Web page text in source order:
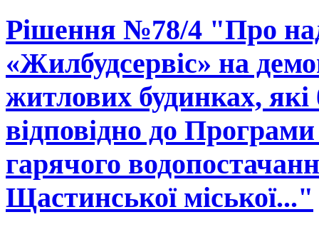
Рішення №78/4 "Про
«Жилбудсервіс» на
житлових будинках, які
відповідно до Програми
гарячого
Щастинської міської..."